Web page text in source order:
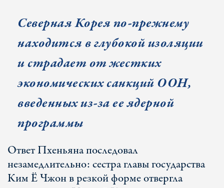
Северная Корея по-прежнему
находится в глубокой изоляции
и страдает от жестких
экономических санкций ООН,
введенных из-за ее ядерной
программы
Ответ Пхеньяна последовал
незамедлительно: сестра главы государства
Ким Ё Чжон в резкой форме отвергла